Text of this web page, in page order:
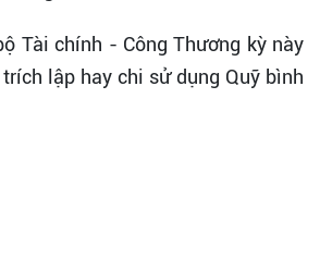
Tài chính - Công Thương kỳ này
lập hay chi sử dụng Quỹ bình